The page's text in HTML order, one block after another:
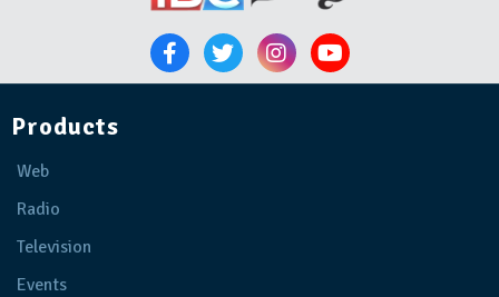
Products
Web
Radio
Television
Events